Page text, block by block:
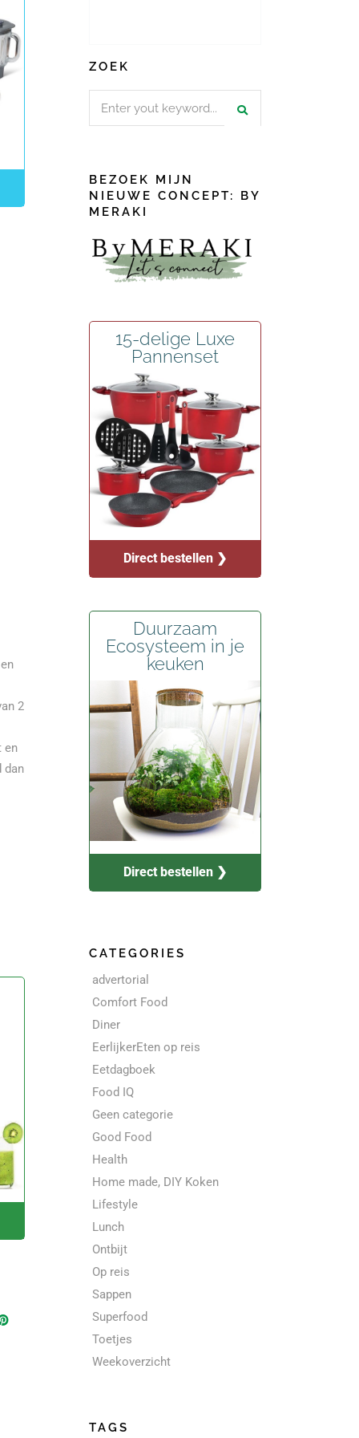
2
en
dan
ZOEK
Search
BEZOEK MIJN
NIEUWE CONCEPT: BY
MERAKI
15-delige Luxe
Pannenset
Direct bestellen ❯
Duurzaam
Ecosysteem in je
keuken
Direct bestellen ❯
CATEGORIES
advertorial
Comfort Food
Diner
EerlijkerEten op reis
Eetdagboek
Food IQ
Geen categorie
Good Food
Health
Home made, DIY Koken
Lifestyle
Lunch
Ontbijt
Op reis
Sappen
Superfood
Toetjes
Weekoverzicht
TAGS